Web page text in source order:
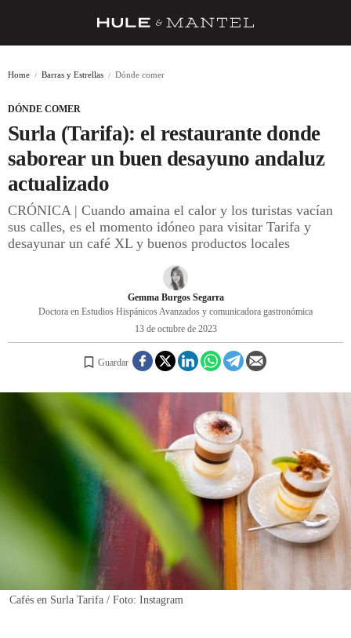
BARRAS Y ESTRELLAS
DÓNDE COMER
ÍDOLOS DE MESAS
CUADERNO DE VIAJE
MENÚ DEL DÍA
REGISTRO
INICIAR SESIÓN
Home Barras y Estrellas Dónde comer
DÓNDE COMER
Surla (Tarifa): el restaurante donde
saborear un buen desayuno andaluz
actualizado
CRÓNICA | Cuando amaina el calor y los turistas vacían
sus calles, es el momento idóneo para visitar Tarifa y
desayunar un café XL y buenos productos locales
Gemma Burgos Segarra
Doctora en Estudios Hispánicos Avanzados y comunicadora gastronómica
13 de octubre de 2023
Guardar
Cafés en Surla Tarifa / Foto: Instagram